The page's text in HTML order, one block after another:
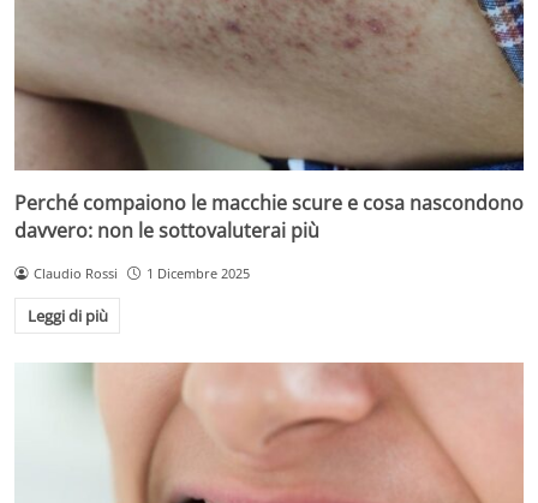
Perché compaiono le macchie scure e cosa nascondono
davvero: non le sottovaluterai più
Claudio Rossi 1 Dicembre 2025
Leggi di più